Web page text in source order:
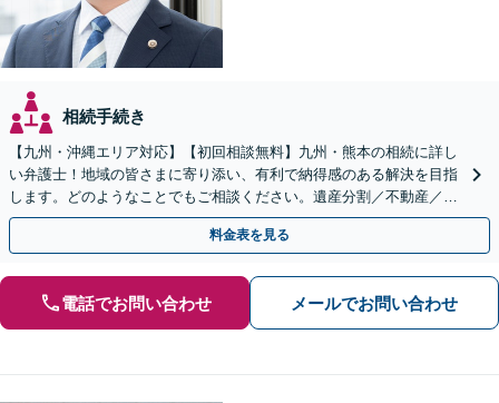
相続手続き
【九州・沖縄エリア対応】【初回相談無料】九州・熊本の相続に詳し
い弁護士！地域の皆さまに寄り添い、有利で納得感のある解決を目指
します。どのようなことでもご相談ください。遺産分割／不動産／遺
言書／使い込み／寄与分／遺留分／相続放棄【完全個室】
料金表を見る
電話でお問い合わせ メールでお問い合わせ